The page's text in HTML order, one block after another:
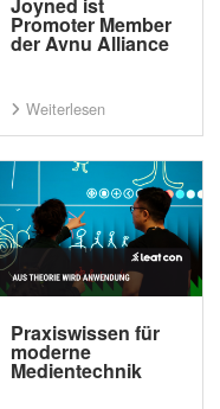
Promoter Member
der Avnu Alliance
Weiterlesen
Praxiswissen für
moderne
Medientechnik